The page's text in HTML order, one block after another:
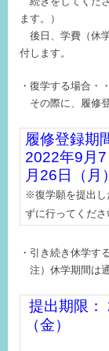
ます。
）
後日、学費（休
付します。
・復学する場合・
その際に、履修
履修登録期
2022年9月7
月26日（月）
※復学願を提出し
ずに行ってくださ
・引き続き休学す
注）休学期間は
提出期限：
（金）